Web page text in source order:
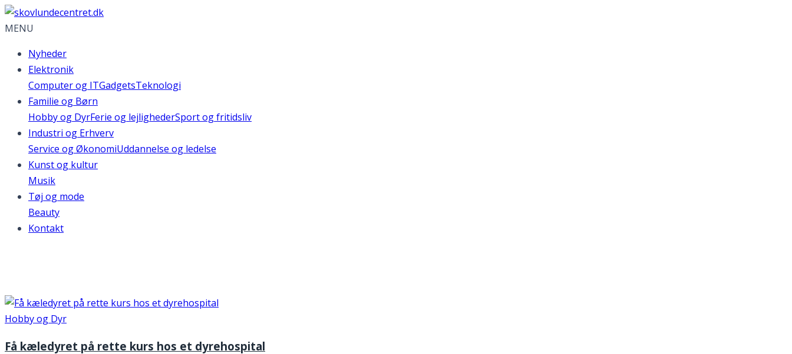
MENU
Nyheder
Elektronik
Computer og ITGadgetsTeknologi
Familie og Børn
Hobby og DyrFerie og lejlighederSport og fritidsliv
Industri og Erhverv
Service og ØkonomiUddannelse og ledelse
Kunst og kultur
Musik
Tøj og mode
Beauty
Kontakt
Hobby og Dyr
Få kæledyret på rette kurs hos et dyrehospital